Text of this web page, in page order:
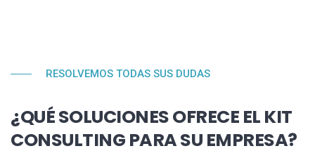
RESOLVEMOS TODAS SUS DUDAS
¿QUÉ SOLUCIONES OFRECE EL KIT
CONSULTING PARA SU EMPRESA?